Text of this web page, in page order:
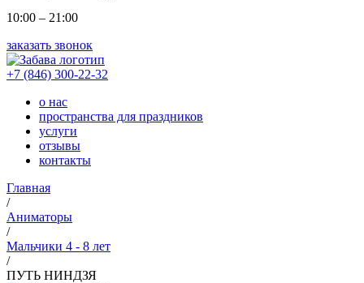
10:00 – 21:00
заказать звонок
+7 (846) 300-22-32
о нас
пространства для праздников
услуги
отзывы
контакты
Главная
/
Аниматоры
/
Мальчики 4 - 8 лет
/
ПУТЬ НИНДЗЯ